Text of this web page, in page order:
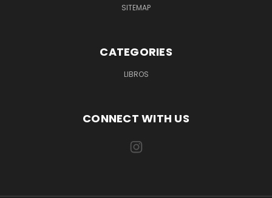
SITEMAP
CATEGORIES
LIBROS
CONNECT WITH US